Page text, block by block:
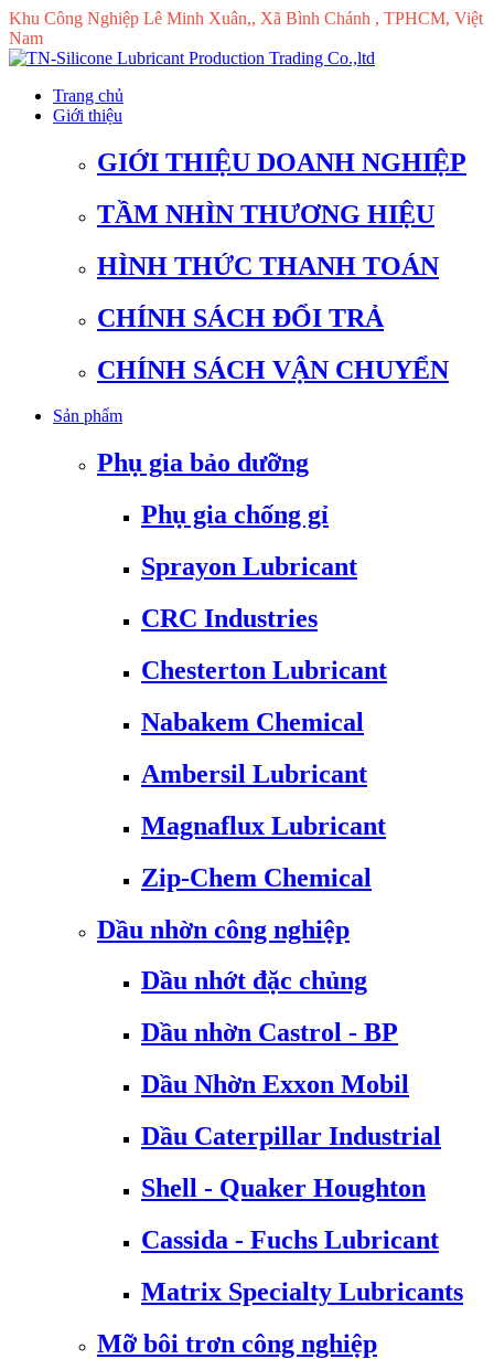
Khu Công Nghiệp Lê Minh Xuân,, Xã Bình Chánh , TPHCM, Việt
Nam
Trang chủ
Giới thiệu
GIỚI THIỆU DOANH NGHIỆP
TẦM NHÌN THƯƠNG HIỆU
HÌNH THỨC THANH TOÁN
CHÍNH SÁCH ĐỔI TRẢ
CHÍNH SÁCH VẬN CHUYỂN
Sản phẩm
Phụ gia bảo dưỡng
Phụ gia chống gỉ
Sprayon Lubricant
CRC Industries
Chesterton Lubricant
Nabakem Chemical
Ambersil Lubricant
Magnaflux Lubricant
Zip-Chem Chemical
Dầu nhờn công nghiệp
Dầu nhớt đặc chủng
Dầu nhờn Castrol - BP
Dầu Nhờn Exxon Mobil
Dầu Caterpillar Industrial
Shell - Quaker Houghton
Cassida - Fuchs Lubricant
Matrix Specialty Lubricants
Mỡ bôi trơn công nghiệp